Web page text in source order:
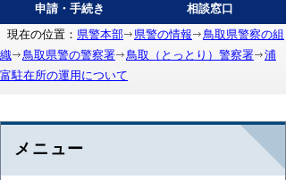
申請・手続き
相談窓口
現在の位置： 県警本部 県警の情報
鳥取県警察の組
織
鳥取県警の警察署 鳥取（とっとり）警察署
浦
富駐在所の運用について
メニュー